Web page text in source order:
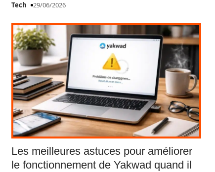
Tech 29/06/2026
Les meilleures astuces pour améliorer
le fonctionnement de Yakwad quand il